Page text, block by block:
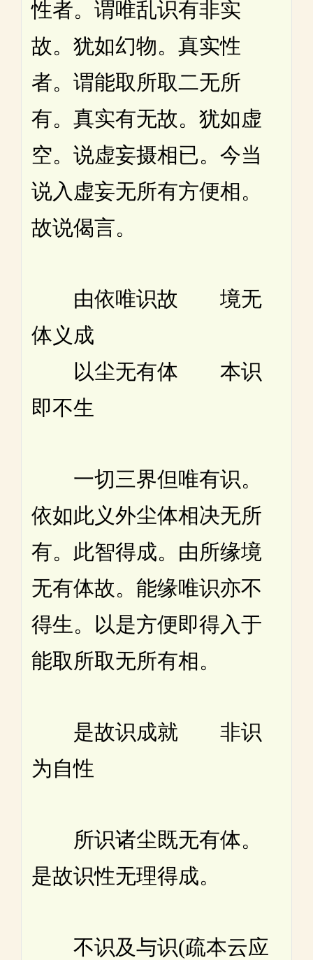
性者。谓唯乱识有非实
故。犹如幻物。真实性
者。谓能取所取二无所
有。真实有无故。犹如虚
空。说虚妄摄相已。今当
说入虚妄无所有方便相。
故说偈言。
由依唯识故 境无
体义成
以尘无有体 本识
即不生
一切三界但唯有识。
依如此义外尘体相决无所
有。此智得成。由所缘境
无有体故。能缘唯识亦不
得生。以是方便即得入于
能取所取无所有相。
是故识成就 非识
为自性
所识诸尘既无有体。
是故识性无理得成。
不识及与识(疏本云应